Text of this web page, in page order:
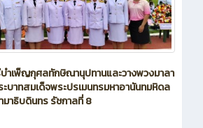
บำเพ็ญกุศลทักษิณานุปทานและวางพวงมาลา
บาทสมเด็จพระปรเมนทรมหาอานันทมหิดล
มาธิบดินทร รัชกาลที่ 8